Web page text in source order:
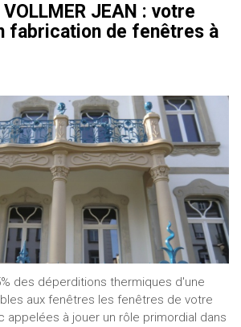
VOLLMER JEAN : votre
fabrication de fenêtres à
des déperditions thermiques d'une
aux fenêtres les fenêtres de votre
appelées à jouer un rôle primordial dans